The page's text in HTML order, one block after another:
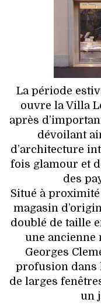
La période
ouvre la Villa
après
dévoilant
d’architecture
fois glamour et
des
Situé à
magasin
doublé de taille
une ancienne
Georges
profusion dans
de larges
un